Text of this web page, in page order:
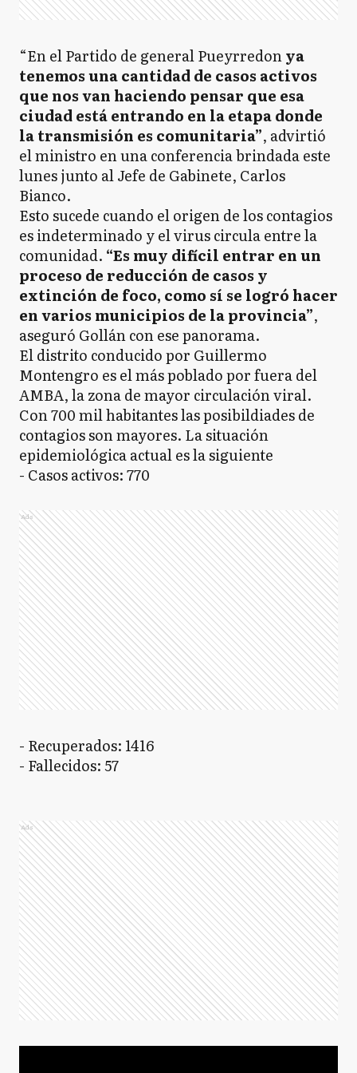
“En el Partido de general Pueyrredonya
tenemos una cantidad de casos activos
que nos van haciendo pensar que esa
ciudad está entrando en la etapa donde
la transmisión es comunitaria”, advirtió
el ministro en una conferencia brindada este
lunes junto al Jefe de Gabinete, Carlos
Bianco.
Esto sucede cuando el origen de los contagios
es indeterminado y el virus circula entre la
comunidad. “Es muy difícil entrar en un
proceso de reducción de casos y
extinción de foco, como sí se logró hacer
en varios municipios de la provincia”,
aseguró Gollán con ese panorama.
El distrito conducido por Guillermo
Montengro es el más poblado por fuera del
AMBA, la zona de mayor circulación viral.
Con 700 mil habitantes las posibildiades de
contagios son mayores. La situación
epidemiológica actual es la siguiente
- Casos activos: 770
Ads
- Recuperados: 1416
- Fallecidos: 57
Ads